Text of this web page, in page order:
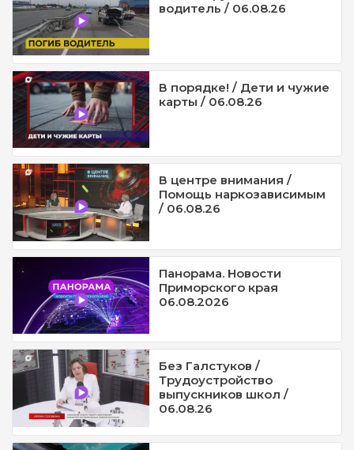
водитель / 06.08.26
В порядке! / Дети и чужие
карты / 06.08.26
В центре внимания /
Помощь наркозависимым
/ 06.08.26
Панорама. Новости
Приморского края
06.08.2026
Без Галстуков /
Трудоустройство
выпускников школ /
06.08.26